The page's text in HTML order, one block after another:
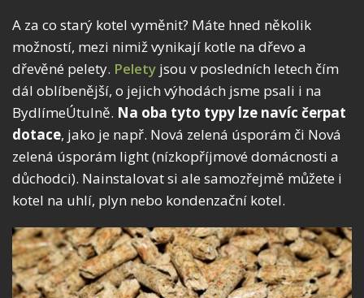
A za co starý kotel vyměnit? Máte hned několik
možností, mezi nimiž vynikají kotle na dřevo a
dřevěné pelety. Pelety jsou v posledních letech čím
dál oblíbenější, o jejich výhodách jsme psali i na
BydlímeÚtulně. Na oba tyto typy lze navíc čerpat
dotace, jako je např. Nová zelená úsporám či Nová
zelená úsporám light (nízkopříjmové domácnosti a
důchodci). Nainstalovat si ale samozřejmě můžete i
kotel na uhlí, plyn nebo kondenzační kotel.